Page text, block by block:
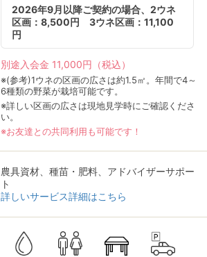
2026年9月以降ご契約の場合、2ウネ
区画：8,500円 3ウネ区画：11,100
円
別途入会金 11,000円（税込）
※(参考)1ウネの区画の広さは約1.5㎡。年間で4～
6種類の野菜が栽培可能です。
※詳しい区画の広さは現地見学時にご確認くださ
い。
※お友達との共同利用も可能です！
農具資材、種苗・肥料、アドバイザーサポー
ト
詳しいサービス詳細はこちら